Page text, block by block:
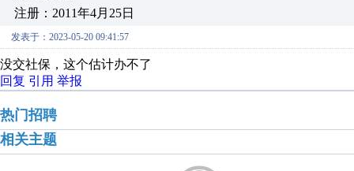
注册：2011年4月25日
发表于：2023-05-20 09:41:57
没交社保，这个估计办不了
回复 引用 举报
热门招聘
相关主题